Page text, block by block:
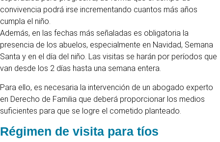
convivencia podrá irse incrementando cuantos más años
cumpla el niño.
Además, en las fechas más señaladas es obligatoria la
presencia de los abuelos, especialmente en Navidad, Semana
Santa y en el día del niño. Las visitas se harán por períodos que
van desde los 2 días hasta una semana entera.
Para ello, es necesaria la intervención de un abogado experto
en Derecho de Familia que deberá proporcionar los medios
suficientes para que se logre el cometido planteado.
Régimen de visita para tíos